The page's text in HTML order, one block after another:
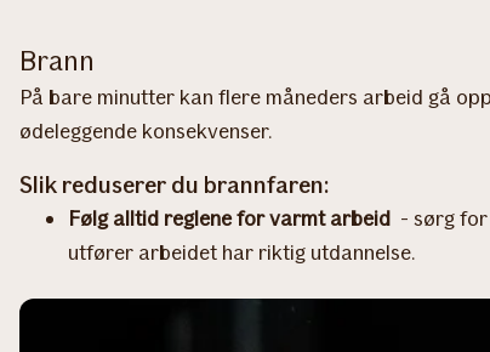
Brann
På bare minutter kan flere måneders arbeid gå
ødeleggende konsekvenser.
Slik reduserer du brannfaren:
Følg alltid reglene for varmt arbeid - sørg
utfører arbeidet har riktig utdannelse.